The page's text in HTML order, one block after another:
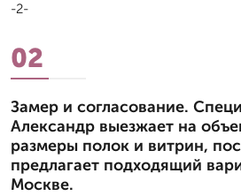
-2-
02
Замер и согласование.
Александр выезжает на
размеры полок и витрин,
предлагает подходящий
Москве.